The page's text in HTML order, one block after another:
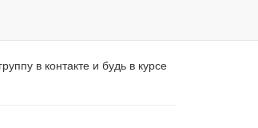
в контакте и будь в курсе